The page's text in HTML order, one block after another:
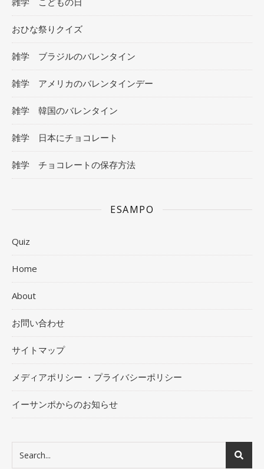
おひな祭りクイズ
雑学 ブラジルのバレンタイン
雑学 アメリカのバレンタインデー
雑学 韓国のバレンタイン
雑学 日本にチョコレート
雑学 チョコレートの保存方法
ESAMPO
Quiz
Home
About
お問い合わせ
サイトマップ
メディアポリシー ・プライバシーポリシー
イーサンポからのお知らせ